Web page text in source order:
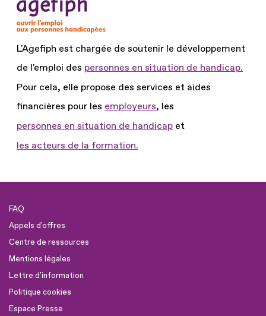
L'Agefiph est chargée de soutenir le développement
de l'emploi des personnes en situation de handicap.
Pour cela, elle propose des services et aides
financières pour les employeurs, les
personnes en situation de handicap et
les acteurs de la formation.
FAQ
Appels d'offres
Centre de ressources
Mentions légales
Lettre d'information
Politique cookies
Espace Presse